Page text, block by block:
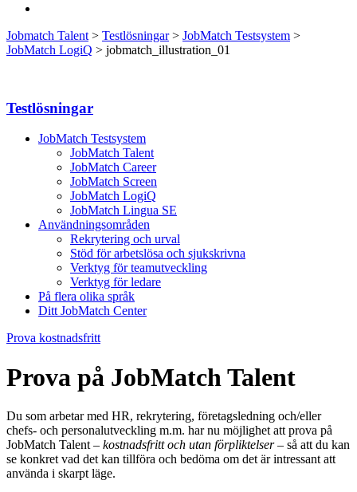
Jobmatch Talent > Testlösningar> JobMatch Testsystem >
JobMatch LogiQ > jobmatch_illustration_01
Testlösningar
JobMatch Testsystem
JobMatch Talent
JobMatch Career
JobMatch Screen
JobMatch LogiQ
JobMatch Lingua SE
Användningsområden
Rekrytering och urval
Stöd för arbetslösa och sjukskrivna
Verktyg för teamutveckling
Verktyg för ledare
På flera olika språk
Ditt JobMatch Center
Prova kostnadsfritt
Prova på JobMatch Talent
Du som arbetar med HR, rekrytering, företagsledning och/eller
chefs- och personalutveckling m.m. har nu möjlighet att prova på
JobMatch Talent – kostnadsfritt och utan förpliktelser– så att du kan
se konkret vad det kan tillföra och bedöma om det är intressant att
använda i skarpt läge.